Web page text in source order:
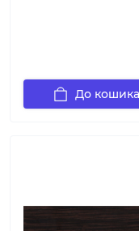
До кошика